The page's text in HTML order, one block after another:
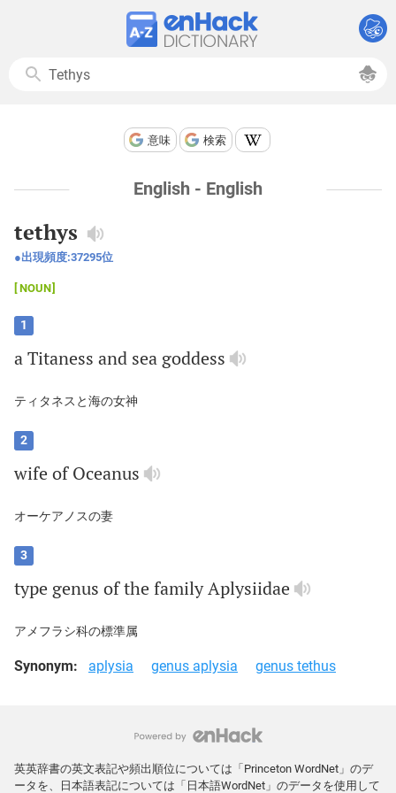
意味 検索
English - English
tethys
出現頻度:37295位
NOUN
1
aTitaness and sea goddess
ティタネスと海の女神
2
wife of Oceanus
オーケアノスの妻
3
type genus ofthe familyAplysiidae
アメフラシ科の標準属
Synonym: aplysia genus aplysia genus tethus
英英辞書の英文表記や頻出順位については「Princeton WordNet」のデ
ータを、日本語表記については「日本語WordNet」のデータを使用して